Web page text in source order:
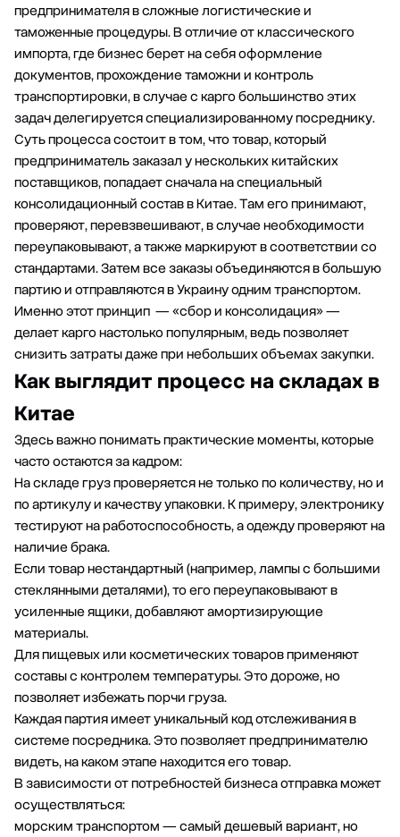
предпринимателя в сложные логистические и
таможенные процедуры. В отличие от классического
импорта, где бизнес берет на себя оформление
документов, прохождение таможни и контроль
транспортировки, в случае с карго большинство этих
задач делегируется специализированному посреднику.
Суть процесса состоит в том, что товар, который
предприниматель заказал у нескольких китайских
поставщиков, попадает сначала на специальный
консолидационный состав в Китае. Там его принимают,
проверяют, перевзвешивают, в случае необходимости
переупаковывают, а также маркируют в соответствии со
стандартами. Затем все заказы объединяются в большую
партию и отправляются в Украину одним транспортом.
Именно этот принцип — «сбор и консолидация» —
делает карго настолько популярным, ведь позволяет
снизить затраты даже при небольших объемах закупки.
Как выглядит процесс на складах в
Китае
Здесь важно понимать практические моменты, которые
часто остаются за кадром:
На складе груз проверяется не только по количеству, но и
по артикулу и качеству упаковки. К примеру, электронику
тестируют на работоспособность, а одежду проверяют на
наличие брака.
Если товар нестандартный (например, лампы с большими
стеклянными деталями), то его переупаковывают в
усиленные ящики, добавляют амортизирующие
материалы.
Для пищевых или косметических товаров применяют
составы с контролем температуры. Это дороже, но
позволяет избежать порчи груза.
Каждая партия имеет уникальный код отслеживания в
системе посредника. Это позволяет предпринимателю
видеть, на каком этапе находится его товар.
В зависимости от потребностей бизнеса отправка может
осуществляться:
морским транспортом— самый дешевый вариант, но